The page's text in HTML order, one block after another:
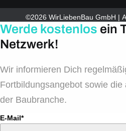
©2026 WirLiebenBau GmbH |
Werde kostenlos ein
Netzwerk!
Wir informieren Dich
Fortbildungsangebot sowie
der Baubranche.
E-Mail*